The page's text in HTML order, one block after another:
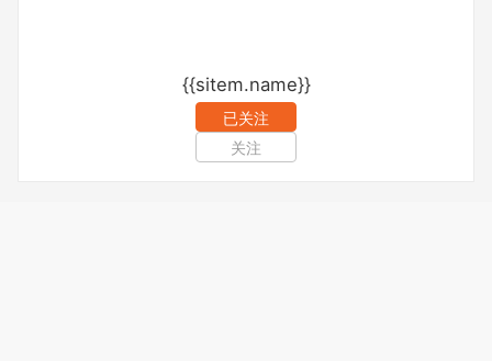
{{sitem.name}}
已关注
关注